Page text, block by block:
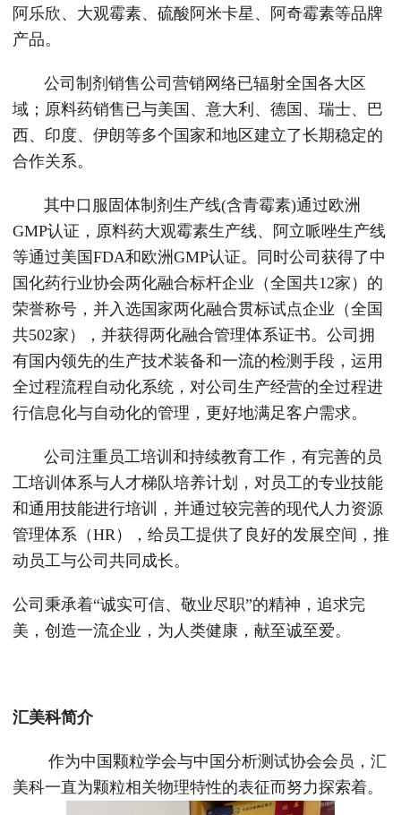
阿乐欣、大观霉素、硫酸阿米卡星、阿奇霉素等品牌
产品。
公司制剂销售公司营销网络已辐射全国各大区
域；原料药销售已与美国、意大利、德国、瑞士、巴
西、印度、伊朗等多个国家和地区建立了长期稳定的
合作关系。
其中口服固体制剂生产线(含青霉素)通过欧洲
GMP认证，原料药大观霉素生产线、阿立哌唑生产线
等通过美国FDA和欧洲GMP认证。同时公司获得了中
国化药行业协会两化融合标杆企业（全国共12家）的
荣誉称号，并入选国家两化融合贯标试点企业（全国
共502家），并获得两化融合管理体系证书。公司拥
有国内领先的生产技术装备和一流的检测手段，运用
全过程流程自动化系统，对公司生产经营的全过程进
行信息化与自动化的管理，更好地满足客户需求。
公司注重员工培训和持续教育工作，有完善的员
工培训体系与人才梯队培养计划，对员工的专业技能
和通用技能进行培训，并通过较完善的现代人力资源
管理体系（HR），给员工提供了良好的发展空间，推
动员工与公司共同成长。
公司秉承着“诚实可信、敬业尽职”的精神，追求完
美，创造一流企业，为人类健康，献至诚至爱。
汇美科简介
作为中国颗粒学会与中国分析测试协会会员，汇
美科一直为颗粒相关物理特性的表征而努力探索着。